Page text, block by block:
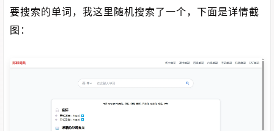
要搜索的单词，我这里随机搜索了一个，下面是详情截
图：